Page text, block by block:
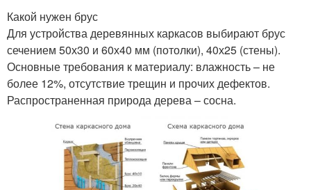
Какой нужен брус
Для устройства деревянных каркасов выбирают брус
сечением 50х30 и 60х40 мм (потолки), 40х25 (стены).
Основные требования к материалу: влажность – не
более 12%, отсутствие трещин и прочих дефектов.
Распространенная природа дерева – сосна.